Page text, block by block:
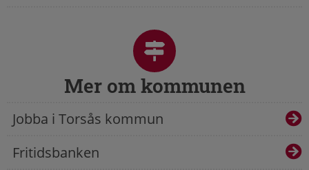
Mer om kommunen
Jobba i Torsås kommun
Fritidsbanken